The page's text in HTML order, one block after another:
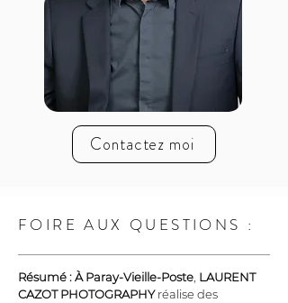
Contactez moi
FOIRE AUX QUESTIONS :
Résumé :À Paray-Vieille-Poste LAURENT
CAZOT PHOTOGRAPHY réalise des